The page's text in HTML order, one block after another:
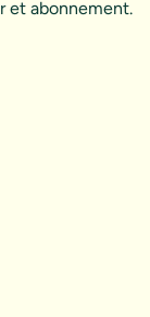
et abonnement.